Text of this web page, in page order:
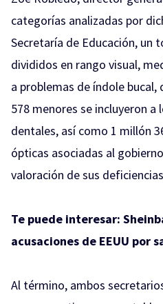
categorías analizadas por
Secretaría de Educación, un
divididos en rango visual,
a problemas de índole
578 menores se incluyeron
dentales, así como 1 millón
ópticas asociadas al
valoración de sus
Te puede interesar:
acusaciones de EEUU por
Al término, ambos